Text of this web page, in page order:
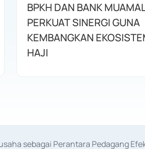
BPKH DAN BANK
PERKUAT SINERGI GUNA
KEMBANGKAN
HAJI
sebagai Perantara Pedagang